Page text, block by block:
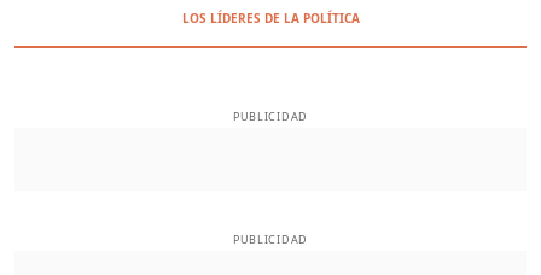
LOS LÍDERES DE LA POLÍTICA
PUBLICIDAD
PUBLICIDAD